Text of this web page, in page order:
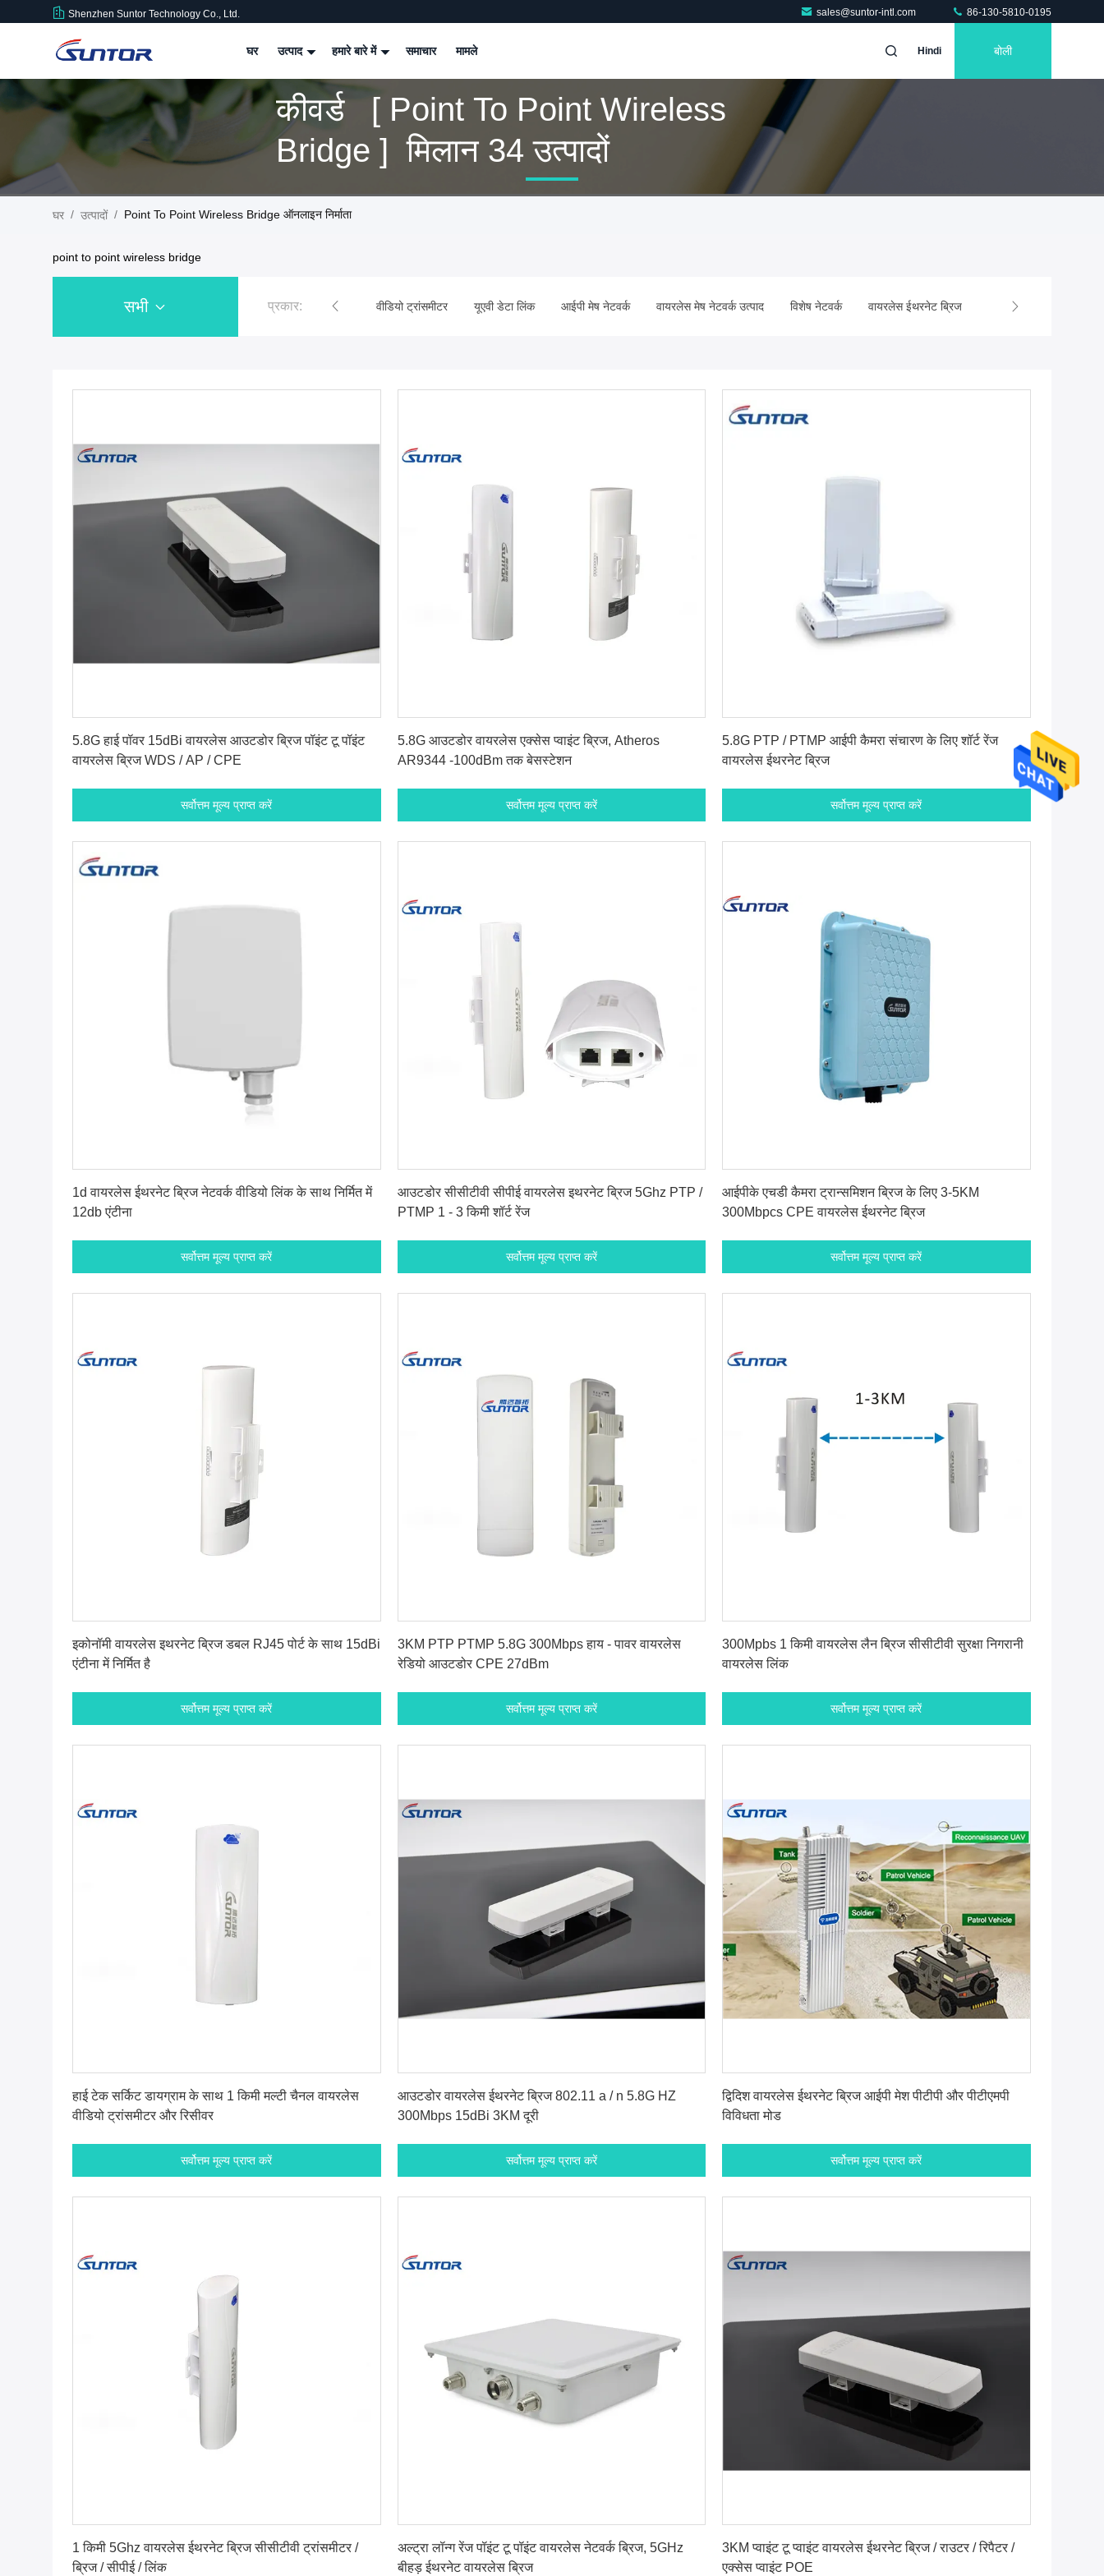
Shenzhen Suntor Technology Co., Ltd. sales@suntor-intl.com 86-130-5810-0195
घर उत्पाद हमारे बारे में समाचार मामले Hindi बोली
कीवर्ड [ Point To Point Wireless
Bridge ] मिलान 34 उत्पादों
घर / उत्पादों / Point To Point Wireless Bridge ऑनलाइन निर्माता
point to point wireless bridge
सभी प्रकार:
COFDM HD ट्रांसमीटर ड्रोन वीडियो ट्रांसमीटर यूएवी वीडियो ट्रांसमीटर यूएवी डेटा लिंक आईपी ​​मेष नेटवर्क वायरलेस मेष नेटवर्क उत्पाद विशेष नेटवर्क वायरलेस ईथरनेट ब्रिज
5.8G हाई पॉवर 15dBi वायरलेस आउटडोर ब्रिज पॉइंट टू पॉइंट
वायरलेस ब्रिज WDS / AP / CPE
सर्वोत्तम मूल्य प्राप्त करें
5.8G आउटडोर वायरलेस एक्सेस प्वाइंट ब्रिज, Atheros
AR9344 -100dBm तक बेसस्टेशन
सर्वोत्तम मूल्य प्राप्त करें
5.8G PTP / PTMP आईपी कैमरा संचारण के लिए शॉर्ट रेंज
वायरलेस ईथरनेट ब्रिज
सर्वोत्तम मूल्य प्राप्त करें
1d वायरलेस ईथरनेट ब्रिज नेटवर्क वीडियो लिंक के साथ निर्मित में
12db एंटीना
सर्वोत्तम मूल्य प्राप्त करें
आउटडोर सीसीटीवी सीपीई वायरलेस इथरनेट ब्रिज 5Ghz PTP /
PTMP 1 - 3 किमी शॉर्ट रेंज
सर्वोत्तम मूल्य प्राप्त करें
आईपीके एचडी कैमरा ट्रान्समिशन ब्रिज के लिए 3-5KM
300Mbpcs CPE वायरलेस ईथरनेट ब्रिज
सर्वोत्तम मूल्य प्राप्त करें
इकोनॉमी वायरलेस इथरनेट ब्रिज डबल RJ45 पोर्ट के साथ 15dBi
एंटीना में निर्मित है
सर्वोत्तम मूल्य प्राप्त करें
3KM PTP PTMP 5.8G 300Mbps हाय - पावर वायरलेस
रेडियो आउटडोर CPE 27dBm
सर्वोत्तम मूल्य प्राप्त करें
300Mpbs 1 किमी वायरलेस लैन ब्रिज सीसीटीवी सुरक्षा निगरानी
वायरलेस लिंक
सर्वोत्तम मूल्य प्राप्त करें
हाई टेक सर्किट डायग्राम के साथ 1 किमी मल्टी चैनल वायरलेस
वीडियो ट्रांसमीटर और रिसीवर
सर्वोत्तम मूल्य प्राप्त करें
आउटडोर वायरलेस ईथरनेट ब्रिज 802.11 a / n 5.8G HZ
300Mbps 15dBi 3KM दूरी
सर्वोत्तम मूल्य प्राप्त करें
द्विदिश वायरलेस ईथरनेट ब्रिज आईपी मेश पीटीपी और पीटीएमपी
विविधता मोड
सर्वोत्तम मूल्य प्राप्त करें
1 किमी 5Ghz वायरलेस ईथरनेट ब्रिज सीसीटीवी ट्रांसमीटर /
ब्रिज / सीपीई / लिंक
अल्ट्रा लॉन्ग रेंज पॉइंट टू पॉइंट वायरलेस नेटवर्क ब्रिज, 5GHz
बीहड़ ईथरनेट वायरलेस ब्रिज
3KM प्वाइंट टू प्वाइंट वायरलेस ईथरनेट ब्रिज / राउटर / रिपैटर /
एक्सेस प्वाइंट POE